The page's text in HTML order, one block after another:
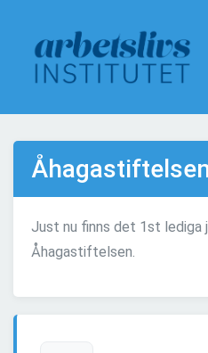
Just nu finns det 1st
Åhagastiftelsen.